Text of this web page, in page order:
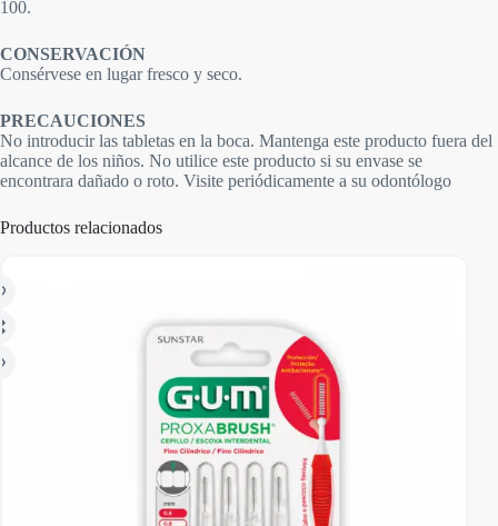
100.
CONSERVACIÓN
Consérvese en lugar fresco y seco.
PRECAUCIONES
No introducir las tabletas en la boca. Mantenga este producto fuera del
alcance de los niños. No utilice este producto si su envase se
encontrara dañado o roto. Visite periódicamente a su odontólogo
Productos relacionados